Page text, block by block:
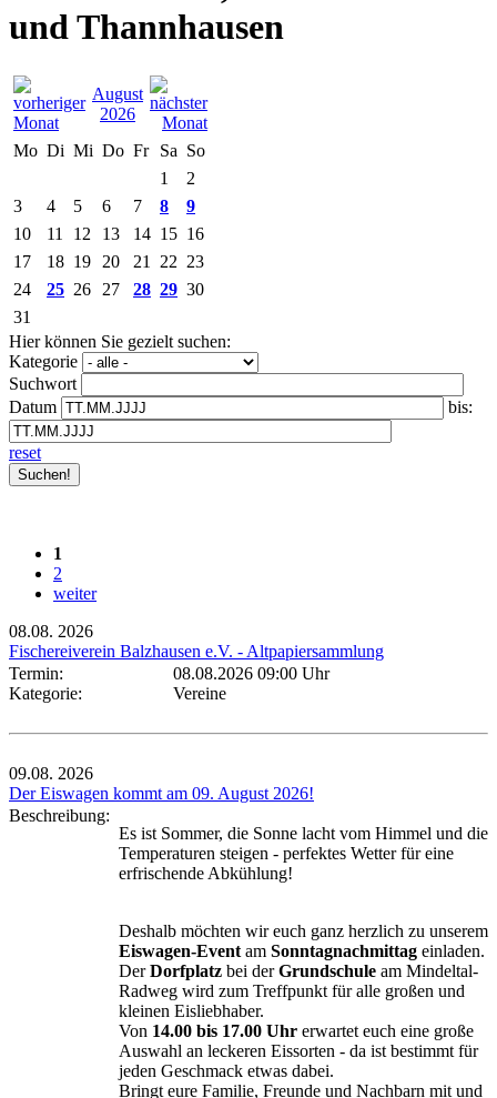
und Thannhausen
August
2026
Mo Di Mi Do Fr Sa So
1
2
3
4 5 6 7 8
9
10
11 12 13 14 15 16
17
18 19 20 21 22 23
24
25 26 27 28 29 30
31
Hier können Sie gezielt suchen:
Kategorie
Suchwort
Datum
bis:
reset
1
2
weiter
08.08. 2026
Fischereiverein Balzhausen e.V. - Altpapiersammlung
Termin:
08.08.2026 09:00 Uhr
Kategorie:
Vereine
09.08. 2026
Der Eiswagen kommt am 09. August 2026!
Beschreibung:
Es ist Sommer, die Sonne lacht vom Himmel und die
Temperaturen steigen - perfektes Wetter für eine
erfrischende Abkühlung!
Deshalb möchten wir euch ganz herzlich zu unserem
Eiswagen-Event am Sonntagnachmittag einladen.
DerDorfplatz bei derGrundschule am Mindeltal-
Radweg wird zum Treffpunkt für alle großen und
kleinen Eisliebhaber.
Von 14.00 bis 17.00 Uhr erwartet euch eine große
Auswahl an leckeren Eissorten - da ist bestimmt für
jeden Geschmack etwas dabei.
Bringt eure Familie, Freunde und Nachbarn mit und